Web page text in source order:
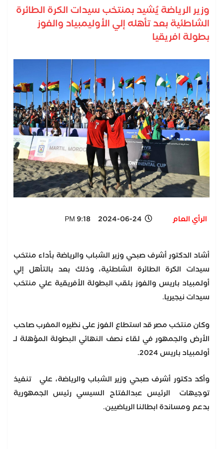
وزير الرياضة يُشيد بمنتخب سيدات الكرة الطائرة
الشاطئية بعد تأهله إلي الأوليمبياد والفوز
بطولة افريقيا
الرأي العام 2024-06-24 9:18 PM
أشاد الدكتور أشرف صبحي وزير الشباب والرياضة بأداء منتخب
سيدات الكرة الطائرة الشاطئية، وذلك بعد بالتأهل إلي
أولمبياد باريس والفوز بلقب البطولة الأفريقية علي منتخب
سيدات نيجيريا.
وكان منتخب مصر قد استطاع الفوز على نظيره المغرب صاحب
الأرض والجمهور في لقاء نصف النهائي البطولة المؤهلة لـ
أولمبياد باريس 2024.
وأكد دكتور أشرف صبحي وزير الشباب والرياضة، علي تنفيذ
توجيهات الرئيس عبدالفتاح السيسي رئيس الجمهورية
بدعم ومساندة ابطالنا الرياضيين.